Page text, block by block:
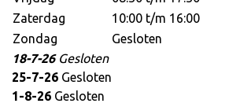
Zaterdag
10:00 t/m 16:00
Zondag
Gesloten
18-7-26Gesloten
25-7-26 Gesloten
1-8-26 Gesloten